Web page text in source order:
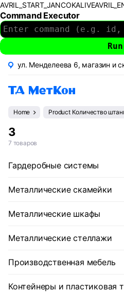
Command Executor
ул. Менделеева 6, магазин и
Home Product Количество
3
7 товаров
Гардеробные системы
Металлические скамейки
Металлические шкафы
Металлические стеллажи
Производственная мебель
Контейнеры и пластиковая